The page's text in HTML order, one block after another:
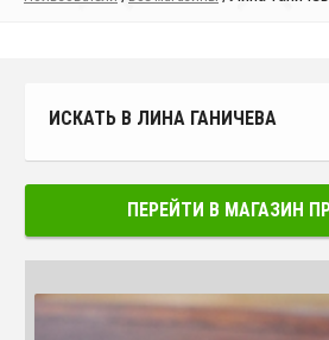
ИСКАТЬ В ЛИНА ГАНИЧЕВА
ПЕРЕЙТИ В МАГАЗИН